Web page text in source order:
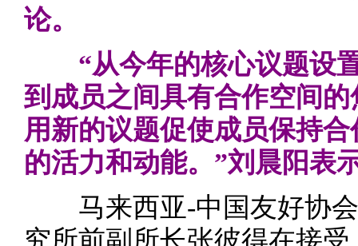
论。
“从今年的核心议题设置
到成员之间具有合作空间
用新的议题促使成员保持
的活力和动能。”刘晨阳表
马来西亚-中国友好协会
究所前副所长张彼得在接